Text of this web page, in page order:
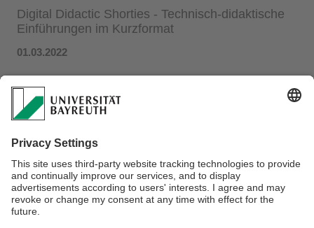
Digital Didactic Shorties - Technisch-didaktische
Einführungen im Kurzformat
01.03.2022
Im Sommersemester 2022 geht unsere neue
Veranstaltungsreihe in die dritte Runde. In den Digital
Didactic Shorties wollen wir wichtige und
gebräuchliche Software und ihre didaktischen
Format können alle Interessierten voraussetzungsfrei